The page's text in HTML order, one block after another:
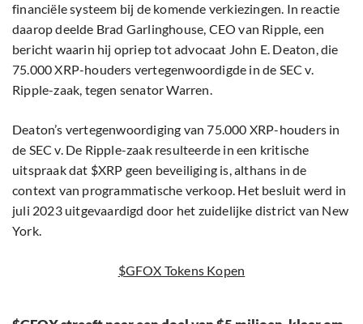
financiële systeem bij de komende verkiezingen. In reactie
daarop deelde Brad Garlinghouse, CEO van Ripple, een
bericht waarin hij opriep tot advocaat John E. Deaton, die
75.000 XRP-houders vertegenwoordigde in de SEC v.
Ripple-zaak, tegen senator Warren.
Deaton’s vertegenwoordiging van 75.000 XRP-houders in
de SEC v. De Ripple-zaak resulteerde in een kritische
uitspraak dat $XRP geen beveiliging is, althans in de
context van programmatische verkoop. Het besluit werd in
juli 2023 uitgevaardigd door het zuidelijke district van New
York.
$GFOX Tokens Kopen